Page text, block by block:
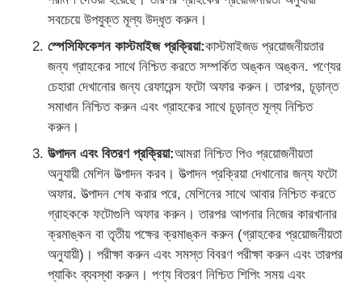
সবচেয়ে উপযুক্ত মূল্য উদ্ধৃত করুন।
স্পেসিফিকেশন কাস্টমাইজ প্রক্রিয়া:কাস্টমাইজড প্রয়োজনীয়তার
জন্য গ্রাহকের সাথে নিশ্চিত করতে সম্পর্কিত অঙ্কন অঙ্কন. পণ্যের
চেহারা দেখানোর জন্য রেফারেন্স ফটো অফার করুন। তারপর, চূড়ান্ত
সমাধান নিশ্চিত করুন এবং গ্রাহকের সাথে চূড়ান্ত মূল্য নিশ্চিত
করুন।
উত্পাদন এবং বিতরণ প্রক্রিয়া:আমরা নিশ্চিত পিও প্রয়োজনীয়তা
অনুযায়ী মেশিন উত্পাদন করব। উত্পাদন প্রক্রিয়া দেখানোর জন্য ফটো
অফার. উত্পাদন শেষ করার পরে, মেশিনের সাথে আবার নিশ্চিত করতে
গ্রাহককে ফটোগুলি অফার করুন। তারপর আপনার নিজের কারখানার
ক্রমাঙ্কন বা তৃতীয় পক্ষের ক্রমাঙ্কন করুন (গ্রাহকের প্রয়োজনীয়তা
অনুযায়ী)। পরীক্ষা করুন এবং সমস্ত বিবরণ পরীক্ষা করুন এবং তারপর
প্যাকিং ব্যবস্থা করুন। পণ্য বিতরণ নিশ্চিত শিপিং সময় এবং